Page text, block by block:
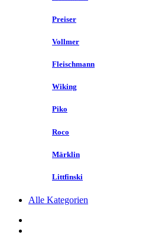
Preiser
Vollmer
Fleischmann
Wiking
Piko
Roco
Märklin
Littfinski
Alle Kategorien